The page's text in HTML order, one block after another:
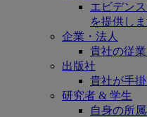
エビデン
を提供しま
企業・法人
貴社の従
出版社
貴社が手
研究者 & 学生
自身の所